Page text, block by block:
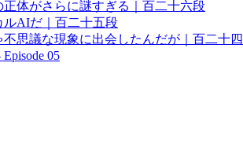
正体がさらに謎すぎる｜百二十六段
ルAIだ｜百二十五段
不思議な現象に出会したんだが｜百二十
05